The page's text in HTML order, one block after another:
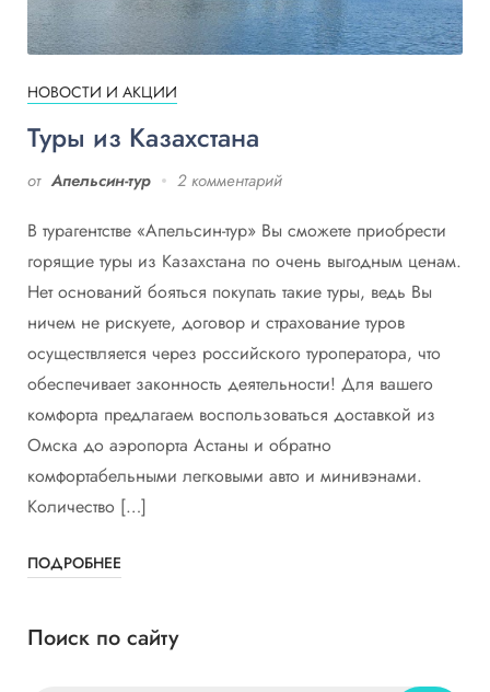
НОВОСТИ И АКЦИИ
Туры из Казахстана
от Апельсин-тур 2 комментарий
В турагентстве «Апельсин-тур» Вы сможете приобрести
горящие туры из Казахстана по очень выгодным ценам.
Нет оснований бояться покупать такие туры, ведь Вы
ничем не рискуете, договор и страхование туров
осуществляется через российского туроператора, что
обеспечивает законность деятельности! Для вашего
комфорта предлагаем воспользоваться доставкой из
Омска до аэропорта Астаны и обратно
комфортабельными легковыми авто и минивэнами.
Количество […]
ПОДРОБНЕЕ
Поиск по сайту